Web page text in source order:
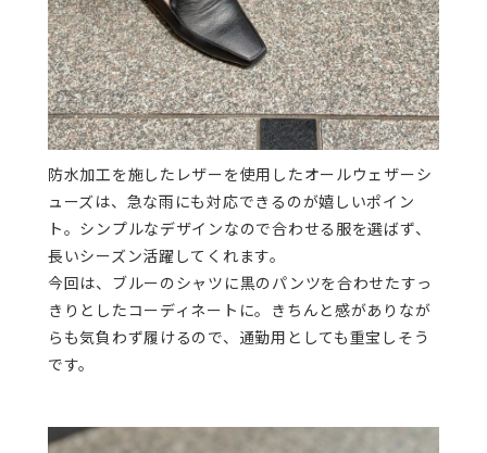
防水加工を施したレザーを使用したオールウェザーシ
ューズは、急な雨にも対応できるのが嬉しいポイン
ト。シンプルなデザインなので合わせる服を選ばず、
長いシーズン活躍してくれます。
今回は、ブルーのシャツに黒のパンツを合わせたすっ
きりとしたコーディネートに。きちんと感がありなが
らも気負わず履けるので、通勤用としても重宝しそう
です。